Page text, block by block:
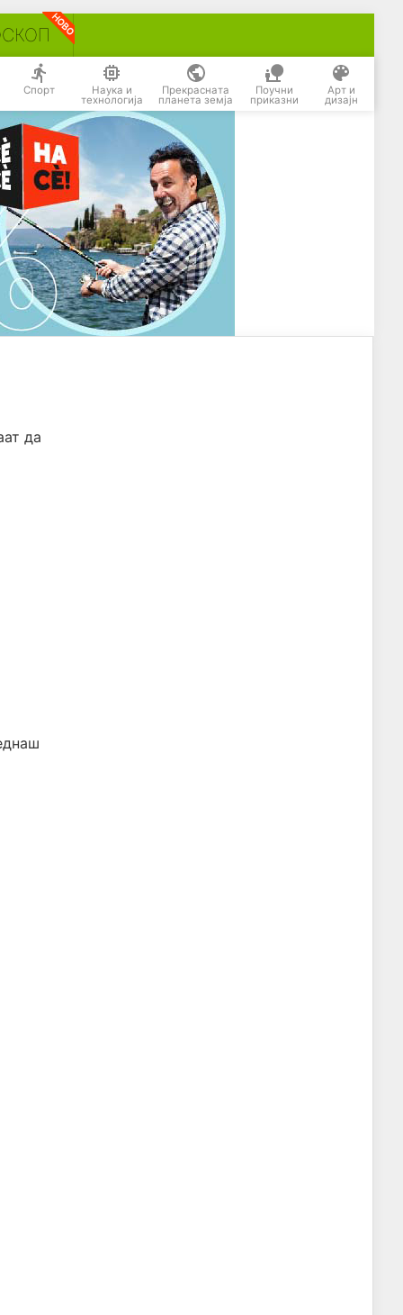
Спорт Наука и
технологија
Прекрасната
планета земја
Поучни
приказни
Арт и
дизајн
да